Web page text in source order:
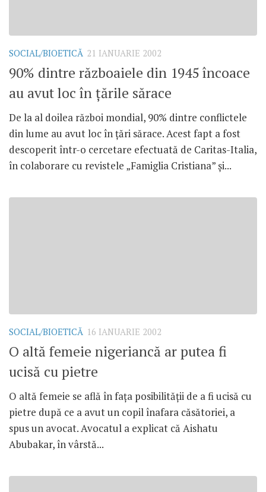
SOCIAL/BIOETICĂ 21 IANUARIE 2002
90% dintre războaiele din 1945 încoace
au avut loc în ţările sărace
De la al doilea război mondial, 90% dintre conflictele
din lume au avut loc în ţări sărace. Acest fapt a fost
descoperit într-o cercetare efectuată de Caritas-Italia,
în colaborare cu revistele „Famiglia Cristiana” şi...
SOCIAL/BIOETICĂ 16 IANUARIE 2002
O altă femeie nigeriancă ar putea fi
ucisă cu pietre
O altă femeie se află în faţa posibilităţii de a fi ucisă cu
pietre după ce a avut un copil înafara căsătoriei, a
spus un avocat. Avocatul a explicat că Aishatu
Abubakar, în vârstă...